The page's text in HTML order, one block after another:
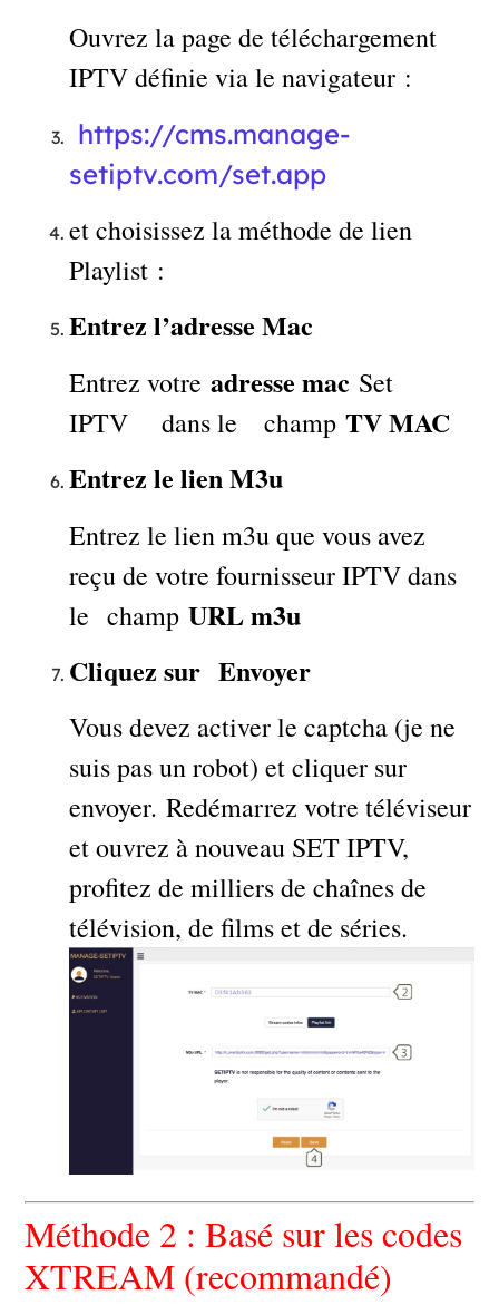
Ouvrez la page de téléchargement
IPTV définie via le navigateur :
https://cms.manage-
setiptv.com/set.app
et choisissez la méthode de lien
Playlist :
Entrez l’adresse Mac
Entrez votreadresse mac Set
IPTV dans le champTV MAC
Entrez le lien M3u
Entrez le lien m3u que vous avez
reçu de votre fournisseur IPTV dans
le champURL m3u
Cliquez sur Envoyer
Vous devez activer le captcha (je ne
suis pas un robot) et cliquer sur
envoyer. Redémarrez votre téléviseur
et ouvrez à nouveau SET IPTV,
profitez de milliers de chaînes de
télévision, de films et de séries.
Méthode 2 : Basé sur les codes
XTREAM (recommandé)